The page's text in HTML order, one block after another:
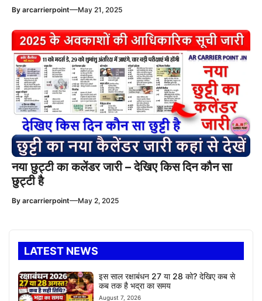
By arcarrierpoint—May 21, 2025
नया छुट्टी का कलेंडर जारी – देखिए किस दिन कौन सा
छुट्टी है
By arcarrierpoint—May 2, 2025
LATEST NEWS
इस साल रक्षाबंधन 27 या 28 को? देखिए कब से
कब तक है भद्रा का समय
August 7, 2026